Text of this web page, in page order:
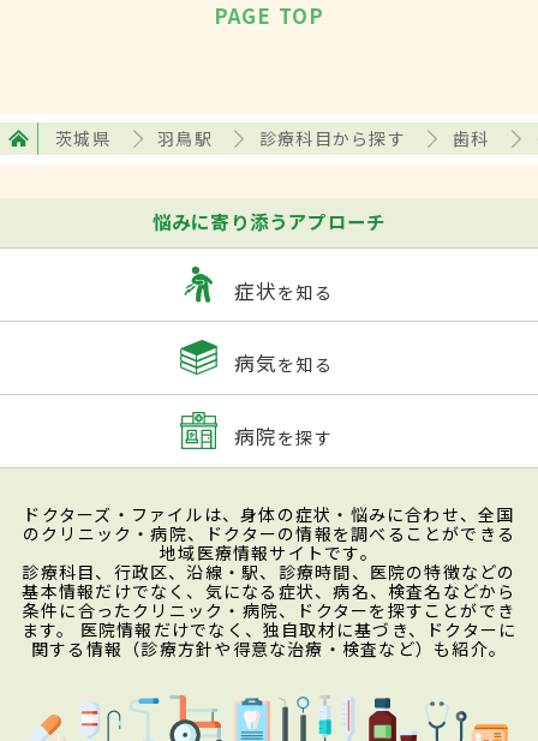
PAGE TOP
茨城県 羽鳥駅 診療科目から探す 歯科
悩みに寄り添うアプローチ
症状を知る
病気を知る
病院を探す
ドクターズ・ファイルは、身体の症状・悩みに合わせ、全国
のクリニック・病院、ドクターの情報を調べることができる
地域医療情報サイトです。
診療科目、行政区、沿線・駅、診療時間、医院の特徴などの
基本情報だけでなく、気になる症状、病名、検査名などから
条件に合ったクリニック・病院、ドクターを探すことができ
ます。 医院情報だけでなく、独自取材に基づき、ドクターに
関する情報（診療方針や得意な治療・検査など）も紹介。